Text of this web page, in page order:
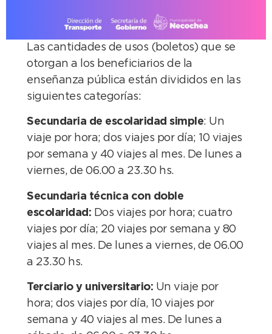
Las cantidades de usos (boletos) que se
otorgan a los beneficiarios de la
enseñanza pública están divididos en las
siguientes categorías:
Secundaria de escolaridad simple: Un
viaje por hora; dos viajes por día; 10 viajes
por semana y 40 viajes al mes. De lunes a
viernes, de 06.00 a 23.30 hs.
Secundaria técnica con doble
escolaridad: Dos viajes por hora; cuatro
viajes por día; 20 viajes por semana y 80
viajes al mes. De lunes a viernes, de 06.00
a 23.30 hs.
Terciario y universitario: Un viaje por
hora; dos viajes por día, 10 viajes por
semana y 40 viajes al mes. De lunes a